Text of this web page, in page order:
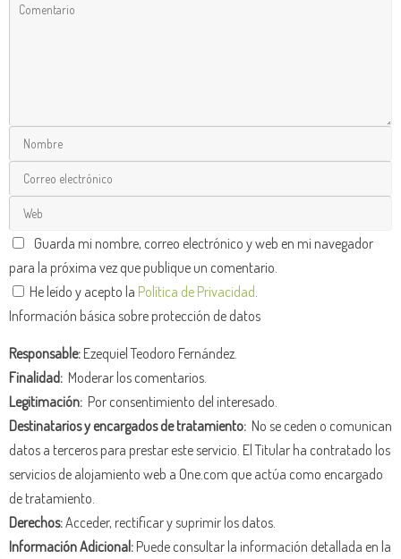
Guarda mi nombre, correo electrónico y web en mi navegador
para la próxima vez que publique un comentario.
He leído y acepto la Política de Privacidad
Información básica sobre protección de datos
Responsable:Ezequiel Teodoro Fernández.
Finalidad: Moderar los comentarios.
Legitimación: Por consentimiento del interesado.
Destinatarios y encargados de tratamiento: No se ceden o comunican
datos a terceros para prestar este servicio. El Titular ha contratado los
servicios de alojamiento web a One.com que actúa como encargado
de tratamiento.
Derechos:Acceder, rectificar y suprimir los datos.
Información Adicional:Puede consultar la información detallada en la